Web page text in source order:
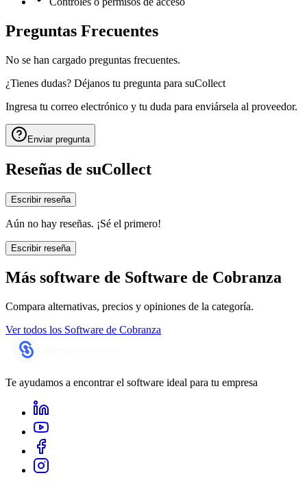
Preguntas Frecuentes
No se han cargado preguntas frecuentes.
¿Tienes dudas? Déjanos tu pregunta para suCollect
Ingresa tu correo electrónico y tu duda para enviársela al proveedor.
Enviar pregunta
Reseñas de suCollect
Escribir reseña
Aún no hay reseñas. ¡Sé el primero!
Escribir reseña
Más software de Software de Cobranza
Compara alternativas, precios y opiniones de la categoría.
Ver todos los Software de Cobranza
Te ayudamos a encontrar el software ideal para tu empresa